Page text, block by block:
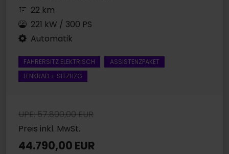
22 km
221 kW / 300 PS
Automatik
FAHRERSITZ ELEKTRISCH
ASSISTENZPAKET
LENKRAD + SITZHZG
UPE: 57.800,00 EUR
Preis inkl. MwSt.
44.790,00 EUR